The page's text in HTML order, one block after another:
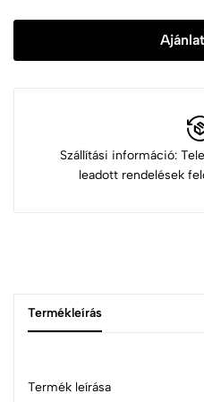
Szállítási információ:
leadott rendelések
Termékleírás
Termék leírása